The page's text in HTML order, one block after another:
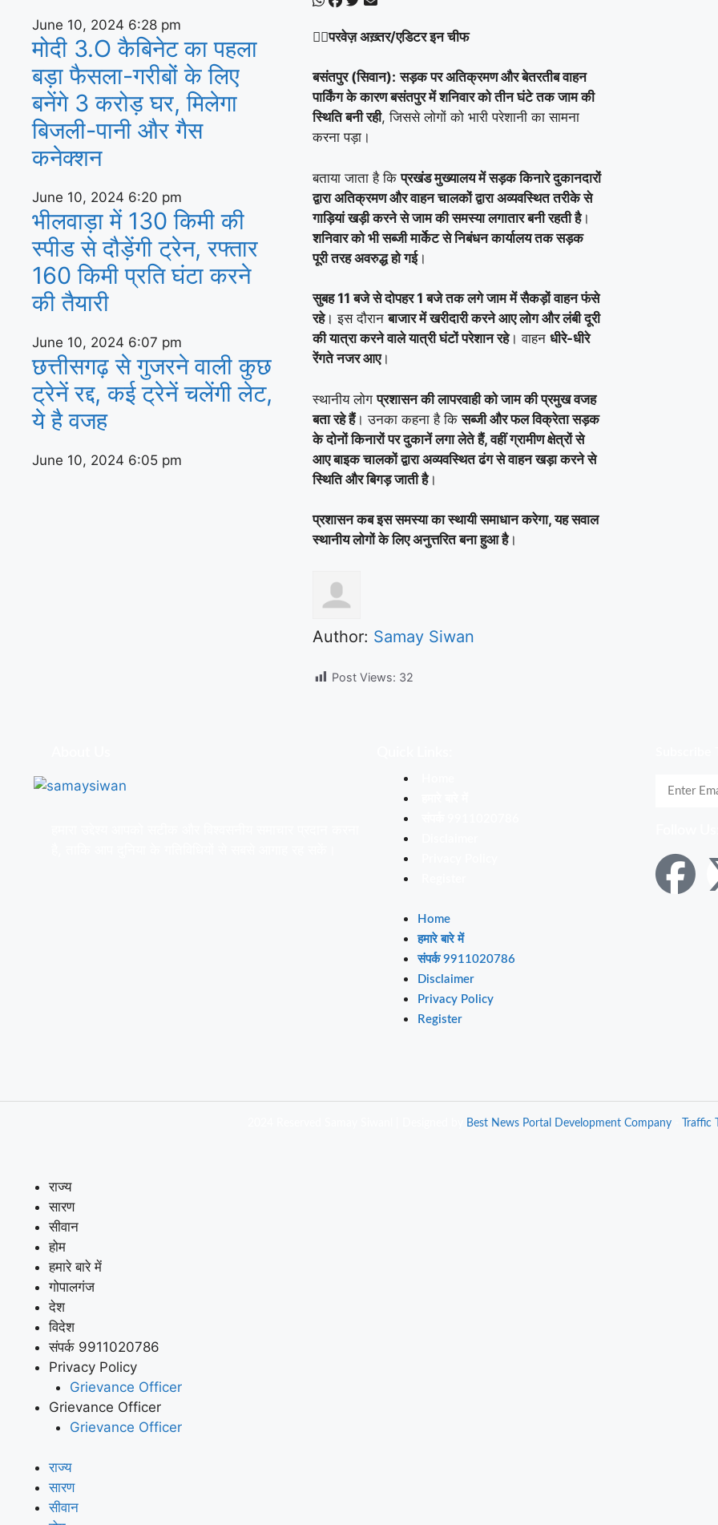
June 10, 2024 6:28 pm
मोदी 3.O कैबिनेट का पहला
बड़ा फैसला-गरीबों के ल‍िए
बनेंगे 3 करोड़ घर, म‍िलेगा
बिजली-पानी और गैस
कनेक्‍शन
June 10, 2024 6:20 pm
भीलवाड़ा में 130 किमी की
स्पीड से दौड़ेंगी ट्रेन, रफ्तार
160 किमी प्रति घंटा करने
की तैयारी
June 10, 2024 6:07 pm
छत्तीसगढ़ से गुजरने वाली कुछ
ट्रेनें रद्द, कई ट्रेनें चलेंगी लेट,
ये है वजह
June 10, 2024 6:05 pm
✍🏽परवेज़ अख़्तर/एडिटर इन चीफ
बसंतपुर (सिवान): सड़क पर अतिक्रमण और बेतरतीब वाहन
पार्किंग के कारण बसंतपुर में शनिवार को तीन घंटे तक जाम की
स्थिति बनी रही, जिससे लोगों को भारी परेशानी का सामना
करना पड़ा।
बताया जाता है किप्रखंड मुख्यालय में सड़क किनारे दुकानदारों
द्वारा अतिक्रमण और वाहन चालकों द्वारा अव्यवस्थित तरीके से
गाड़ियां खड़ी करने से जाम की समस्या लगातार बनी रहती है।
शनिवार को भी सब्जी मार्केट से निबंधन कार्यालय तक सड़क
पूरी तरह अवरुद्ध हो गई।
सुबह 11 बजे से दोपहर 1 बजे तक लगे जाम में सैकड़ों वाहन फंसे
रहे। इस दौरानबाजार में खरीदारी करने आए लोग और लंबी दूरी
की यात्रा करने वाले यात्री घंटों परेशान रहे। वाहन धीरे-धीरे
रेंगते नजर आए।
स्थानीय लोगप्रशासन की लापरवाही को जाम की प्रमुख वजह
बता रहे हैं। उनका कहना है किसब्जी और फल विक्रेता सड़क
के दोनों किनारों पर दुकानें लगा लेते हैं, वहीं ग्रामीण क्षेत्रों से
आए बाइक चालकों द्वारा अव्यवस्थित ढंग से वाहन खड़ा करने से
स्थिति और बिगड़ जाती है।
प्रशासन कब इस समस्या का स्थायी समाधान करेगा, यह सवाल
स्थानीय लोगों के लिए अनुत्तरित बना हुआ है।
Author: Samay Siwan
Post Views: 32
Home
हमारे बारे में
संपर्क 9911020786
Disclaimer
Privacy Policy
Register
Best News Portal Development Company Traffic
राज्य
सारण
सीवान
होम
हमारे बारे में
गोपालगंज
देश
विदेश
संपर्क 9911020786
Privacy Policy
Grievance Officer
Grievance Officer
Grievance Officer
राज्य
सारण
सीवान